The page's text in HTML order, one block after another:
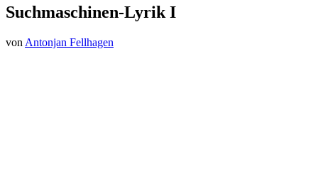
Suchmaschinen-Lyrik I
von Antonjan Fellhagen